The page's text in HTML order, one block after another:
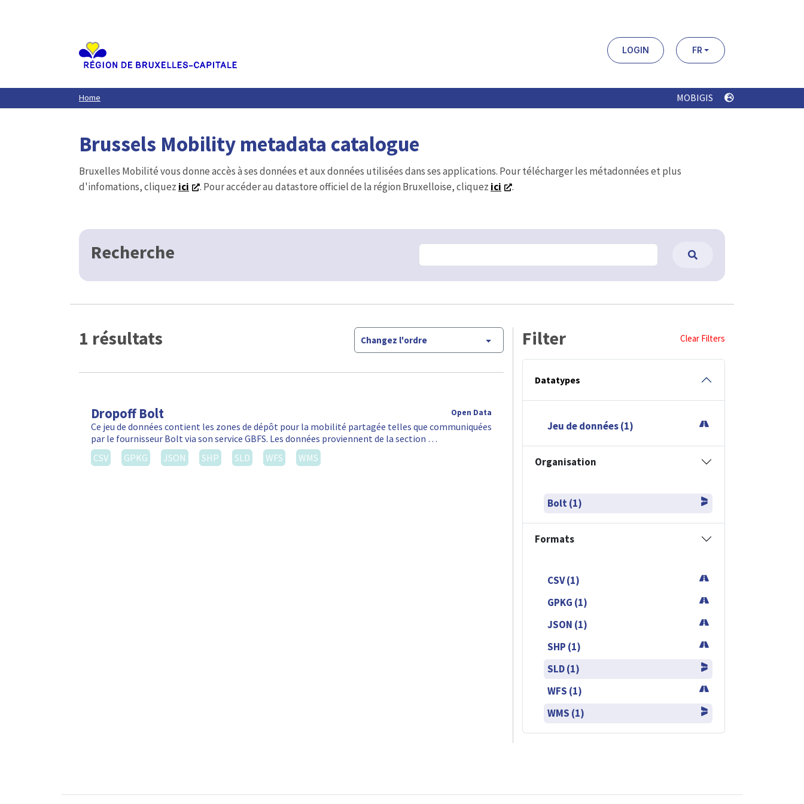
LOGIN FR
Home MOBIGIS
Brussels Mobility metadata catalogue
Bruxelles Mobilité vous donne accès à ses données et aux données utilisées dans ses applications. Pour télécharger les métadonnées et plus
d'infomations, cliquez ici . Pour accéder au datastore officiel de la région Bruxelloise, cliquez ici .
Recherche
1 résultats Changez l'ordre
Dropoff Bolt Open Data
Ce jeu de données contient les zones de dépôt pour la mobilité partagée telles que communiquées
par le fournisseur Bolt via son service GBFS. Les données proviennent de la section …
CSV
GPKG JSON SHP SLD WFS WMS
Filter Clear Filters
Datatypes
Jeu de données (1)
Organisation
Bolt (1)
Formats
CSV (1)
GPKG (1)
JSON (1)
SHP (1)
SLD (1)
WFS (1)
WMS (1)